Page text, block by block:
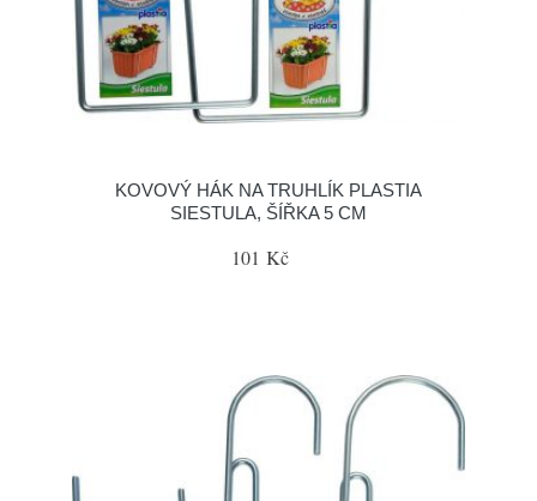
KOVOVÝ HÁK NA TRUHLÍK PLASTIA
SIESTULA, ŠÍŘKA 5 CM
101 Kč